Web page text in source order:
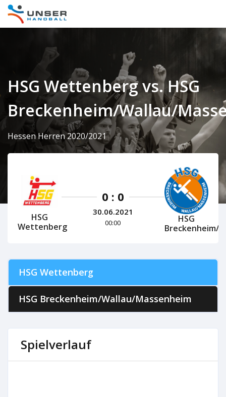
HSG Wettenberg vs. HSG
Breckenheim/Wallau/
Hessen Herren 2020/2021
HSG
Wettenberg
0 : 0
30.06.2021
00:00
HSG
Breckenheim/
HSG Wettenberg
HSG Breckenheim/Wallau/Massenheim
Spielverlauf